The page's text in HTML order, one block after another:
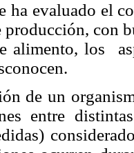
ha evaluado el
producción, con
alimento, los
de un
entre